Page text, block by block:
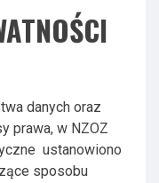
danych oraz
prawa, w NZOZ
ustanowiono
sposobu